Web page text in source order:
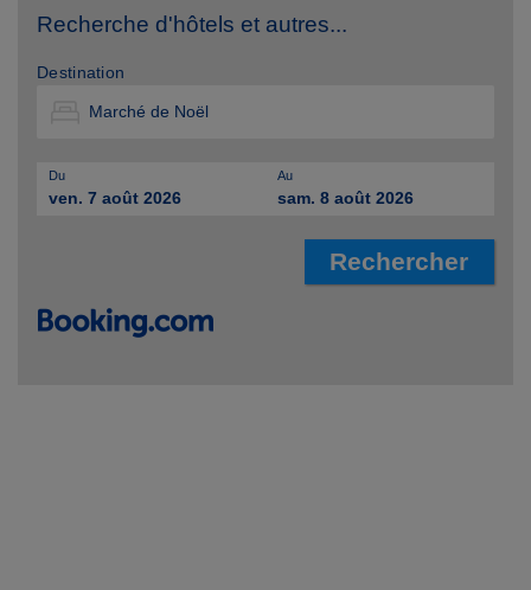
Recherche d'hôtels et autres...
Destination
Du
ven. 7 août 2026
Au
sam. 8 août 2026